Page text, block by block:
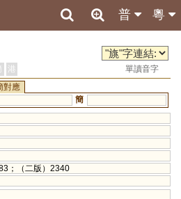
粵
普
港
單讀音字
對應
簡
；（二版）2340